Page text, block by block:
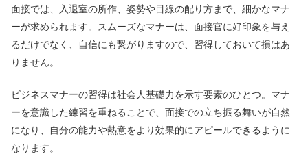
面接では、入退室の所作、姿勢や目線の配り方まで、細かなマナ
ーが求められます。スムーズなマナーは、面接官に好印象を与え
るだけでなく、自信にも繋がりますので、習得しておいて損はあ
りません。
ビジネスマナーの習得は社会人基礎力を示す要素のひとつ。マナ
ーを意識した練習を重ねることで、面接での立ち振る舞いが自然
になり、自分の能力や熱意をより効果的にアピールできるように
なります。